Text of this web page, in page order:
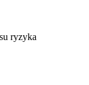
ryzyka